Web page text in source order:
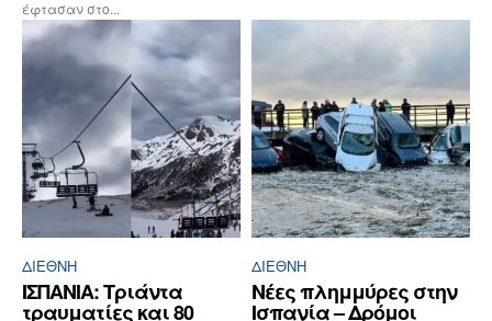
έφτασαν στο...
ΔΙΕΘΝΉ
ΙΣΠΑΝΙΑ: Τριάντα
τραυματίες και 80
ΔΙΕΘΝΉ
Νέες πλημμύρες στην
Ισπανία – Δρόμοι